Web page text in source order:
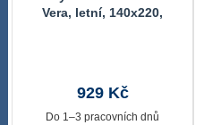
Vera, letní, 140x220,
929 Kč
Do 1–3 pracovních dnů